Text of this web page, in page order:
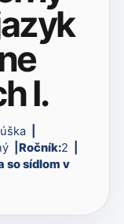
I.
Ročník:2
so sídlom v